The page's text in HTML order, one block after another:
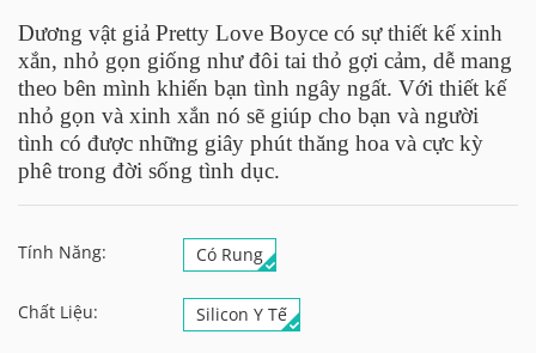
Dương vật giả Pretty Love Boyce có sự thiết kế xinh
xắn, nhỏ gọn giống như đôi tai thỏ gợi cảm, dễ mang
theo bên mình khiến bạn tình ngây ngất. Với thiết kế
nhỏ gọn và xinh xắn nó sẽ giúp cho bạn và người
tình có được những giây phút thăng hoa và cực kỳ
phê trong đời sống tình dục.
Tính Năng: Có Rung
Chất Liệu: Silicon Y Tế